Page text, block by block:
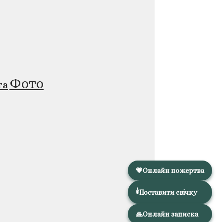
💗Онлайн пожертва
🕯️Поставити свічку
🙏Онлайн записка
Фото